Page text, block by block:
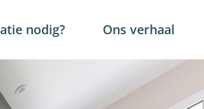
nodig? Ons verhaal